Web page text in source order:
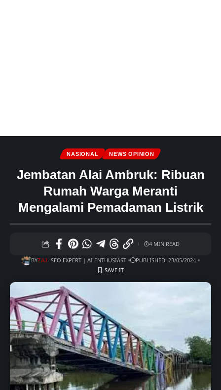
NASIONAL NEWS OPINION
Jembatan Alai Ambruk: Ribuan
Rumah Warga Meranti
Mengalami Pemadaman Listrik
BYZAJ- SEO EXPERT | AI ENTHUSIAST PUBLISHED: 23/05/2024
4 MIN READ